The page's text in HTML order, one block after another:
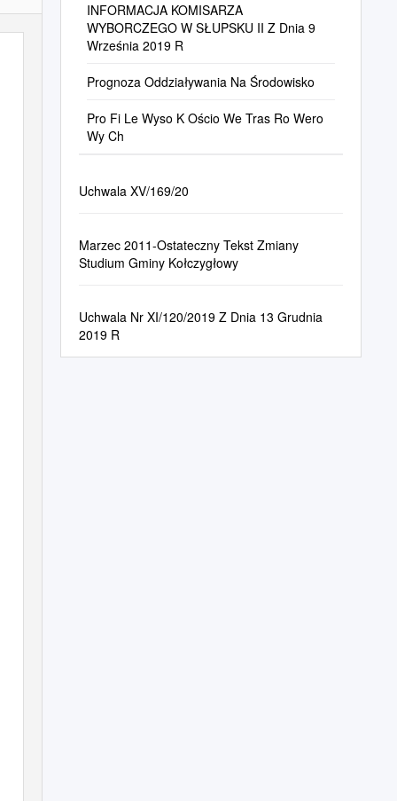
INFORMACJA KOMISARZA
WYBORCZEGO W SŁUPSKU II Z Dnia 9
Września 2019 R
Prognoza Oddziaływania Na Środowisko
Pro Fi Le Wyso K Ościo We Tras Ro Wero
Wy Ch
Uchwala XV/169/20
Marzec 2011-Ostateczny Tekst Zmiany
Studium Gminy Kołczygłowy
Uchwala Nr XI/120/2019 Z Dnia 13 Grudnia
2019 R